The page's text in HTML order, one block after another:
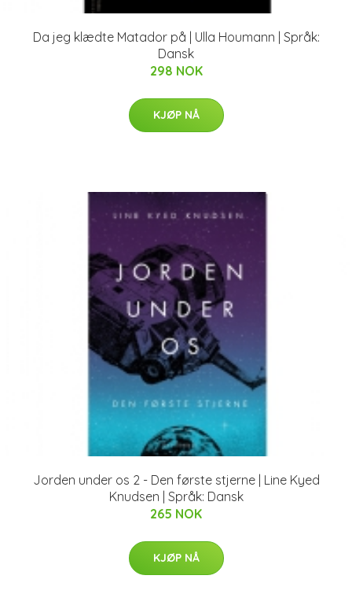
Da jeg klædte Matador på | Ulla Houmann | Språk:
Dansk
298 NOK
KJØP NÅ
Jorden under os 2 - Den første stjerne | Line Kyed
Knudsen | Språk: Dansk
265 NOK
KJØP NÅ